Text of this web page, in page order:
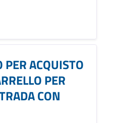
ACQUISTO
PER
CON